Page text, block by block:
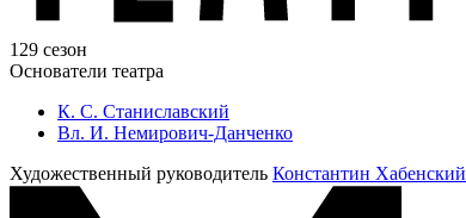
129 сезон
Основатели театра
К. С. Станиславский
Вл. И. Немирович-Данченко
Художественный руководитель Константин Хабенский